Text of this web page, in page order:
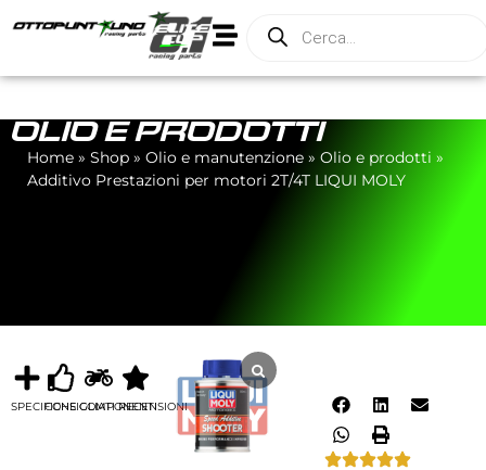
OLIO E PRODOTTI
Home » Shop » Olio e manutenzione » Olio e prodotti »
Additivo Prestazioni per motori 2T/4T LIQUI MOLY
SPECIFICHECONSIGLIATICOMPONENTI
RECENSIONI